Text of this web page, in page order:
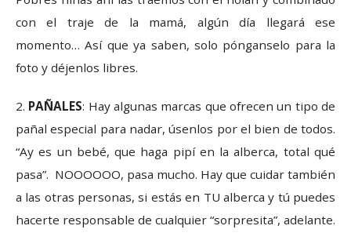
con el traje de la mamá, algún día llegará ese
momento… Así que ya saben, solo pónganselo para la
foto y déjenlos libres.
2. PAÑALES: Hay algunas marcas que ofrecen un tipo de
pañal especial para nadar, úsenlos por el bien de todos.
“Ay es un bebé, que haga pipí en la alberca, total qué
pasa”. NOOOOOO, pasa mucho. Hay que cuidar también
a las otras personas, si estás en TU alberca y tú puedes
hacerte responsable de cualquier “sorpresita”, adelante.